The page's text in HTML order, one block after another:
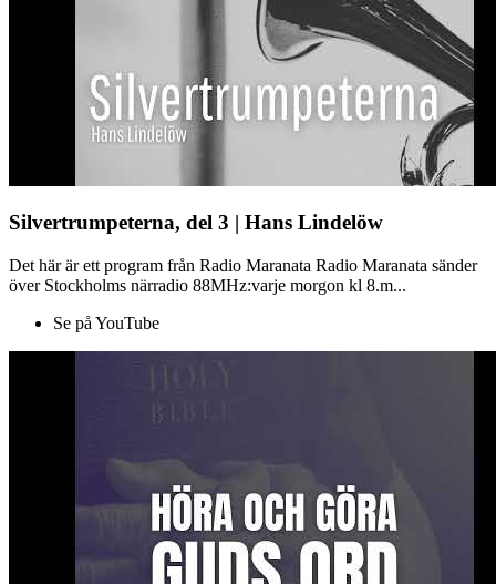
Silvertrumpeterna, del 3 | Hans Lindelöw
Det här är ett program från Radio Maranata Radio Maranata sänder
över Stockholms närradio 88MHz:varje morgon kl 8.m...
Se på YouTube